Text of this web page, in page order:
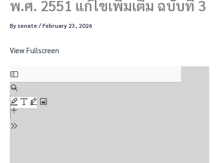
พ.ศ. 2551 แก้ไขเพิ่มเติม ฉบับที่ 3
Bysenate /February 23, 2026
View Fullscreen